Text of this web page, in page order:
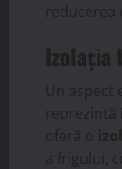
reducerea
Izolația
Un aspect
reprezintă
oferă o
a frigului,